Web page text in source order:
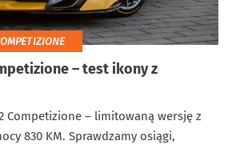
– test ikony z
Competizione – limitowaną wersję z
830 KM. Sprawdzamy osiągi,